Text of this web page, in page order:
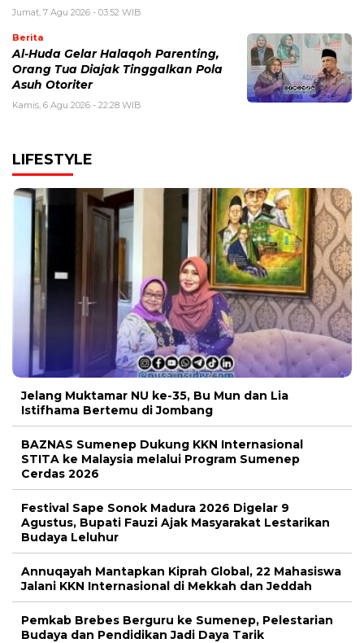
Jumat, 7 Agu 2026 - 03:52 WIB
Berita
Al-Huda Gelar Halaqoh Parenting,
Orang Tua Diajak Tinggalkan Pola
Asuh Otoriter
Kamis, 6 Agu 2026 - 22:28 WIB
LIFESTYLE
Jelang Muktamar NU ke-35, Bu Mun dan Lia
Istifhama Bertemu di Jombang
BAZNAS Sumenep Dukung KKN Internasional
STITA ke Malaysia melalui Program Sumenep
Cerdas 2026
Festival Sape Sonok Madura 2026 Digelar 9
Agustus, Bupati Fauzi Ajak Masyarakat Lestarikan
Budaya Leluhur
Annuqayah Mantapkan Kiprah Global, 22 Mahasiswa
Jalani KKN Internasional di Mekkah dan Jeddah
Pemkab Brebes Berguru ke Sumenep, Pelestarian
Budaya dan Pendidikan Jadi Daya Tarik